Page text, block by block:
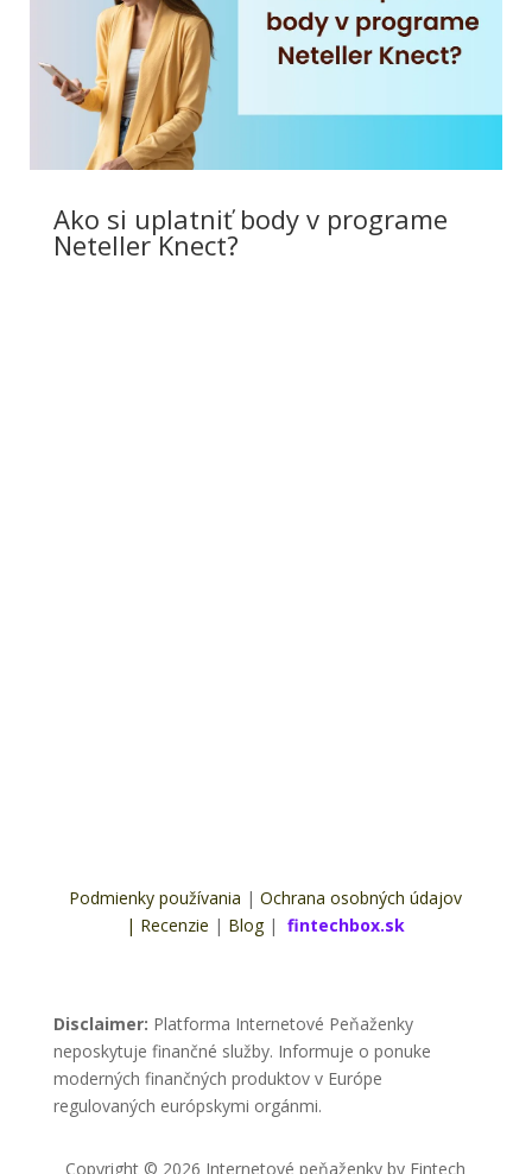
Ako si uplatniť body v programe
Neteller Knect?
Podmienky používania |Ochrana osobných údajov
| Recenzie | Blog|fintechbox.sk
Disclaimer: Platforma Internetové Peňaženky
neposkytuje finančné služby. Informuje o ponuke
moderných finančných produktov v Európe
regulovaných európskymi orgánmi.
Copyright © 2026 Internetové peňaženky by Fintech